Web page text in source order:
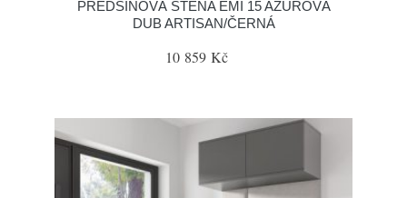
PŘEDSÍŇOVÁ STĚNA EMI 15 AZUROVÁ
DUB ARTISAN/ČERNÁ
10 859 Kč